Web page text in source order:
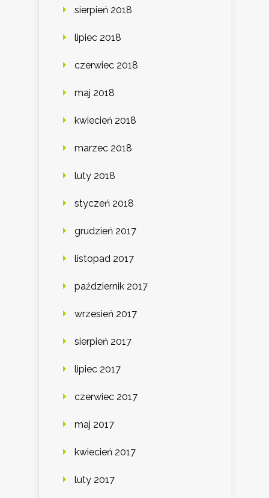
sierpień 2018
lipiec 2018
czerwiec 2018
maj 2018
kwiecień 2018
marzec 2018
luty 2018
styczeń 2018
grudzień 2017
listopad 2017
październik 2017
wrzesień 2017
sierpień 2017
lipiec 2017
czerwiec 2017
maj 2017
kwiecień 2017
luty 2017